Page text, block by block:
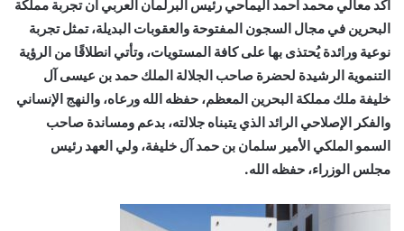
أكد معالي محمد أحمد اليماحي رئيس البرلمان العربي أن تجربة مملكة
البحرين في مجال السجون المفتوحة والعقوبات البديلة، تمثل تجربة
نوعية ورائدة يُحتذى بها على كافة المستويات، وتأتي انطلاقًا من الرؤية
التنموية الرشيدة لحضرة صاحب الجلالة الملك حمد بن عيسى آل
خليفة ملك مملكة البحرين المعظم، حفظه الله ورعاه، والنهج الإنساني
والفكر الإصلاحي الرائد الذي يتبناه جلالته، بدعم ومساندة صاحب
السمو الملكي الأمير سلمان بن حمد آل خليفة، ولي العهد رئيس
مجلس الوزراء، حفظه الله.